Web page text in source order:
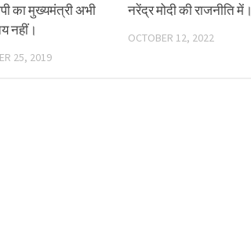
का मुख्यमंत्री अभी
नहीं।
25, 2019
नरेंद्र मोदी की राजनीति में।
OCTOBER 12, 2022